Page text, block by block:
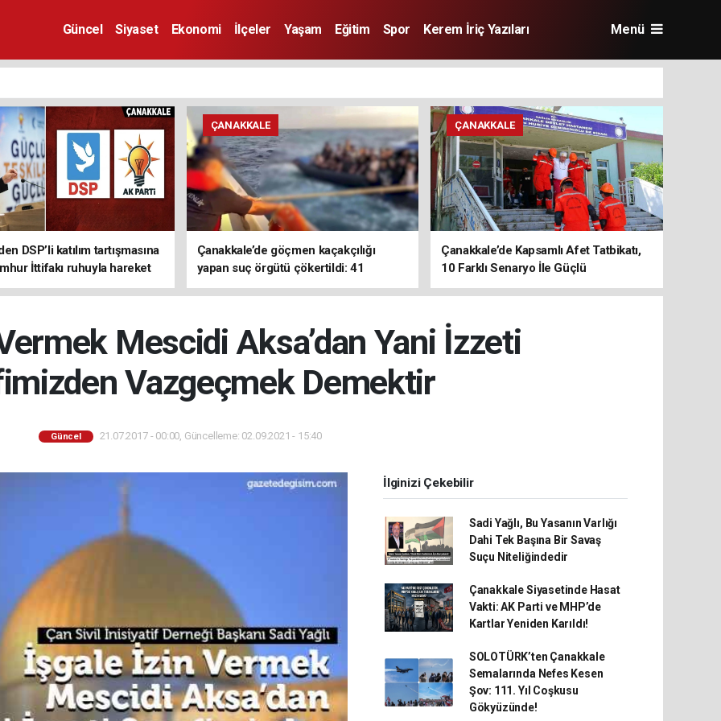
Güncel Siyaset Ekonomi İlçeler Yaşam Eğitim Spor Kerem İriç Yazıları Menü
DSP’li katılım tartışmasına
İttifakı ruhuyla hareket
ÇANAKKALE
Çanakkale’de göçmen kaçakçılığı
yapan suç örgütü çökertildi: 41
tutuklama
ÇANAKKALE
Çanakkale’de Kapsamlı Afet Tatbikatı,
10 Farklı Senaryo İle Güçlü
Koordinasyon
Mescidi Aksa’dan Yani İzzeti
Vazgeçmek Demektir
Güncel 21.07.2017 - 00:00, Güncelleme: 02.09.2021 - 15:40
İlginizi Çekebilir
Sadi Yağlı, Bu Yasanın Varlığı
Dahi Tek Başına Bir Savaş
Suçu Niteliğindedir
Çanakkale Siyasetinde Hasat
Vakti: AK Parti ve MHP’de
Kartlar Yeniden Karıldı!
SOLOTÜRK’ten Çanakkale
Semalarında Nefes Kesen
Şov: 111. Yıl Coşkusu
Gökyüzünde!